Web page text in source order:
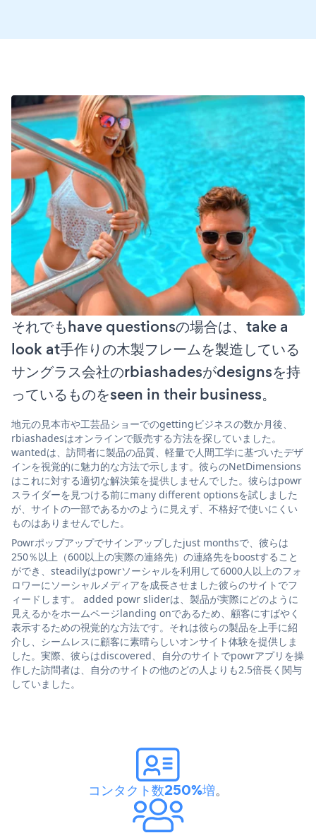
それでもhave questionsの場合は、take a
look at手作りの木製フレームを製造している
サングラス会社のrbiashadesがdesignsを持
っているものをseen in their business。
地元の見本市や工芸品ショーでのgettingビジネスの数か月後、
rbiashadesはオンラインで販売する方法を探していました。
wantedは、訪問者に製品の品質、軽量で人間工学に基づいたデザ
インを視覚的に魅力的な方法で示します。彼らのNetDimensions
はこれに対する適切な解決策を提供しませんでした。彼らはpowr
スライダーを見つける前にmany different optionsを試しました
が、サイトの一部であるかのように見えず、不格好で使いにくい
ものはありませんでした。
Powrポップアップでサインアップしたjust monthsで、彼らは
250％以上（600以上の実際の連絡先）の連絡先をboostすること
ができ、steadilyはpowrソーシャルを利用して6000人以上のフォ
ロワーにソーシャルメディアを成長させました彼らのサイトでフ
ィードします。 added powr sliderは、製品が実際にどのように
見えるかをホームページlanding onであるため、顧客にすばやく
表示するための視覚的な方法です。それは彼らの製品を上手に紹
介し、シームレスに顧客に素晴らしいオンサイト体験を提供しま
した。実際、彼らはdiscovered、自分のサイトでpowrアプリを操
作した訪問者は、自分のサイトの他のどの人よりも2.5倍長く関与
していました。
コンタクト数250%増。